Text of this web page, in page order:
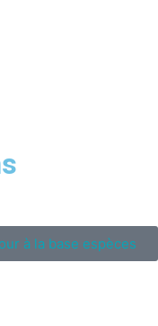
à la base espèces